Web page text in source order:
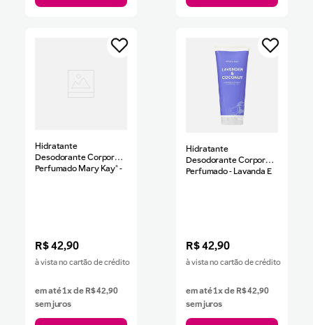
Hidratante
Desodorante Corporal
Perfumado Mary Kay® -
R$42,90
à vista no cartão de crédito
em até1x de R$42,90
sem juros
Hidratante
Desodorante Corporal
Perfumado - Lavanda E
R$42,90
à vista no cartão de crédito
em até1x de R$42,90
sem juros